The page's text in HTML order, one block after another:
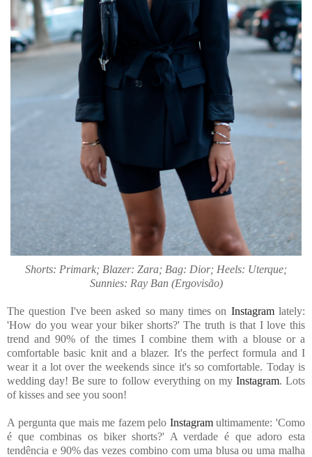
Shorts: Primark; Blazer: Zara; Bag: Dior; Heels: Uterque;
Sunnies: Ray Ban (Ergovisão)
The question I've been asked so many times on Instagramlately:
'How do you wear your biker shorts?' The truth is that I love this
trend and 90% of the times I combine them with a blouse or a
comfortable basic knit and a blazer. It's the perfect formula and I
wear it a lot over the weekends since it's so comfortable. Today is
wedding day! Be sure to follow everything on my Instagram. Lots
of kisses and see you soon!
A pergunta que mais me fazem pelo Instagramultimamente: 'Como
é que combinas os biker shorts?' A verdade é que adoro esta
tendência e 90% das vezes combino com uma blusa ou uma malha